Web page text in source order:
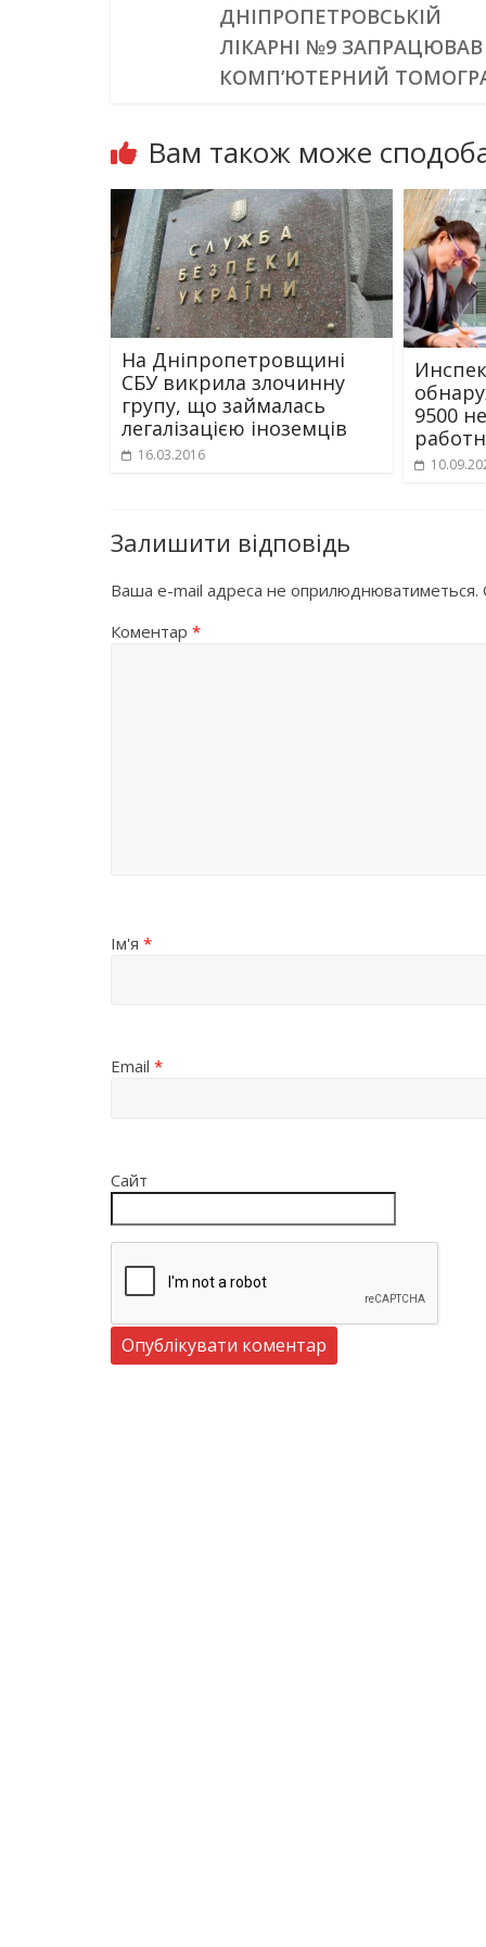
ДНІПРОПЕТРОВСЬКІЙ
ЛІКАРНІ №9 ЗАПРАЦЮВАВ
КОМП’ЮТЕРНИЙ
Вам також може
На Дніпропетровщині
СБУ викрила злочинну
групу, що займалась
легалізацією іноземців
16.03.2016
9500
Залишити відповідь
Ваша e-mail адреса не оприлюднюватиметься.
Коментар *
Ім'я *
Email *
Сайт